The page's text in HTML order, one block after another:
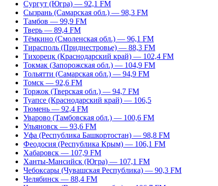
Сургут (Югра) — 92,1 FM
Сызрань (Самарская обл.) — 98,3 FM
Тамбов — 99,9 FM
Тверь — 89,4 FM
Тёмкино (Смоленская обл.) — 96,1 FM
Тирасполь (Приднестровье) — 88,3 FM
Тихорецк (Краснодарский край) — 102,4 FM
Токмак (Запорожская обл.) — 104,9 FM
Тольятти (Самарская обл.) — 94,9 FM
Томск — 92,6 FM
Торжок (Тверская обл.) — 94,7 FM
Туапсе (Краснодарский край) — 106,5
Тюмень — 92,4 FM
Уварово (Тамбовская обл.) — 100,6 FM
Ульяновск — 93,6 FM
Уфа (Республика Башкортостан) — 98,8 FM
Феодосия (Республика Крым) — 106,1 FM
Хабаровск — 107,9 FM
Ханты-Мансийск (Югра) — 107,1 FM
Чебоксары (Чувашская Республика) — 90,3 FM
Челябинск — 88,4 FM